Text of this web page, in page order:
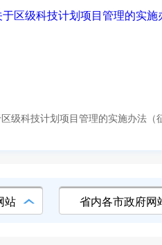
区级科技计划项目管理的实
级科技计划项目管理的实施办法
站 省内各市政府网